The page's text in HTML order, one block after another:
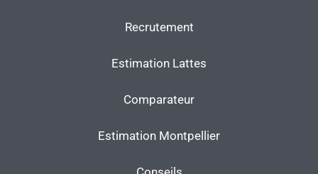
Recrutement
Estimation Lattes
Comparateur
Estimation Montpellier